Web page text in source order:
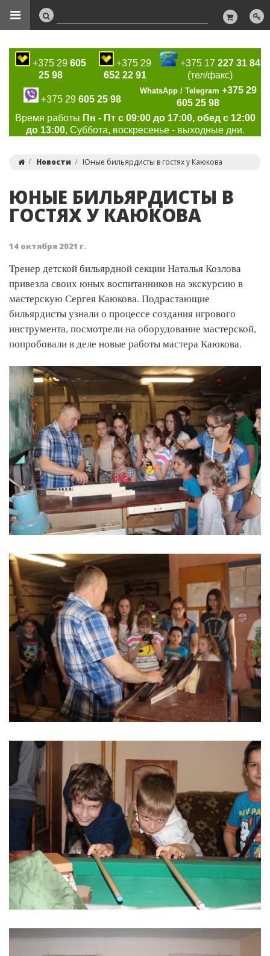
+375 29 605
25 98
+375 29
652 22 91
+375 17227 31 84
(тел/факс)
+375 29 605 25 98
WhatsApp / Telegram +375 29
605 25 98
Время работы Пн - Пт с 09:00 до 17:00, обед с 12:00
до 13:00, Суббота, воскресенье - выходные дни.
Новости Юные бильярдисты в гостях у Каюкова
ЮНЫЕ БИЛЬЯРДИСТЫ В
ГОСТЯХ У КАЮКОВА
14 октября 2021 г.
Тренер детской бильярдной секции Наталья Козлова
привезла своих юных воспитанников на экскурсию в
мастерскую Сергея Каюкова. Подрастающие
бильярдисты узнали о процессе создания игрового
инструмента, посмотрели на оборудование мастерской,
попробовали в деле новые работы мастера Каюкова.